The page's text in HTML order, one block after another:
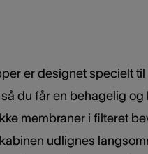
er designet specielt
du får en behagelig
membraner i filteret
udlignes